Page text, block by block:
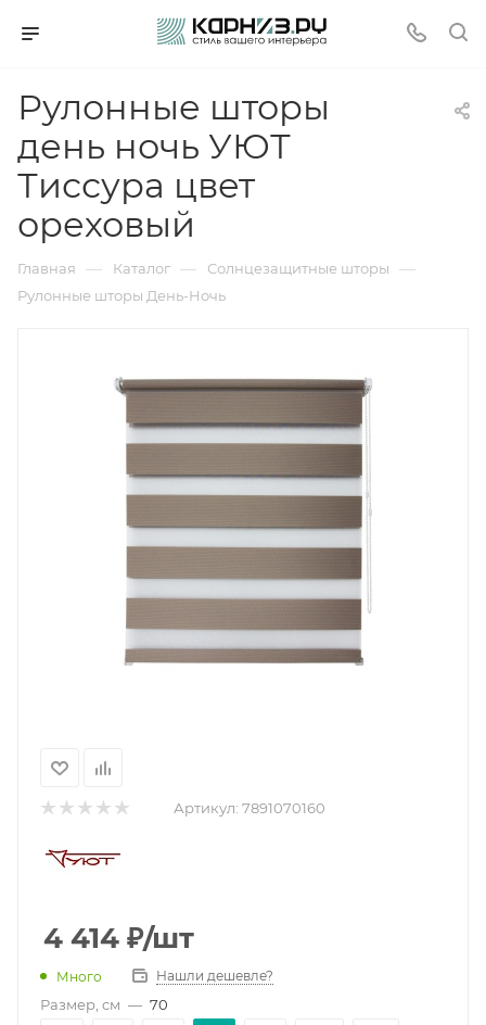
Рулонные шторы
день ночь УЮТ
Тиссура цвет
ореховый
Главная — Каталог — Солнцезащитные шторы —
Рулонные шторы День-Ночь
Артикул: 7891070160
4 414 ₽/шт
Много Нашли дешевле?
Размер, см — 70